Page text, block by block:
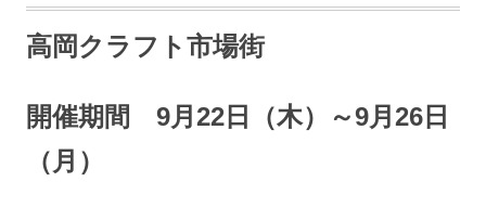
高岡クラフト市場街
開催期間 9月22日（木）～9月26日
（月）